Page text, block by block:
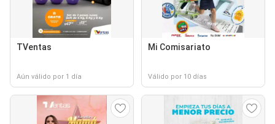
TVentas
Aún válido por 1 día
Mi Comisariato
Válido por 10 días